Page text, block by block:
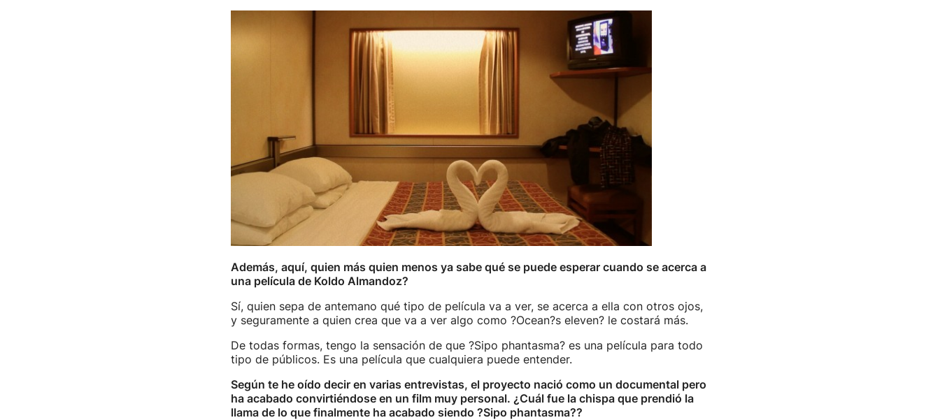
Además, aquí, quien más quien menos ya sabe qué se puede esperar cuando se acerca a
una película de Koldo Almandoz?
Sí, quien sepa de antemano qué tipo de película va a ver, se acerca a ella con otros ojos,
y seguramente a quien crea que va a ver algo como ?Ocean?s eleven? le costará más.
De todas formas, tengo la sensación de que ?Sipo phantasma? es una película para todo
tipo de públicos. Es una película que cualquiera puede entender.
Según te he oído decir en varias entrevistas, el proyecto nació como un documental pero
ha acabado convirtiéndose en un film muy personal. ¿Cuál fue la chispa que prendió la
llama de lo que finalmente ha acabado siendo ?Sipo phantasma??